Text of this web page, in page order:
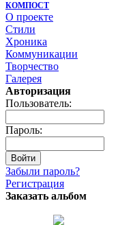
КОМПОСТ
О проекте
Стили
Хроника
Коммуникации
Творчество
Галерея
Авторизация
Пользователь:
Пароль:
Забыли пароль?
Регистрация
Заказать альбом